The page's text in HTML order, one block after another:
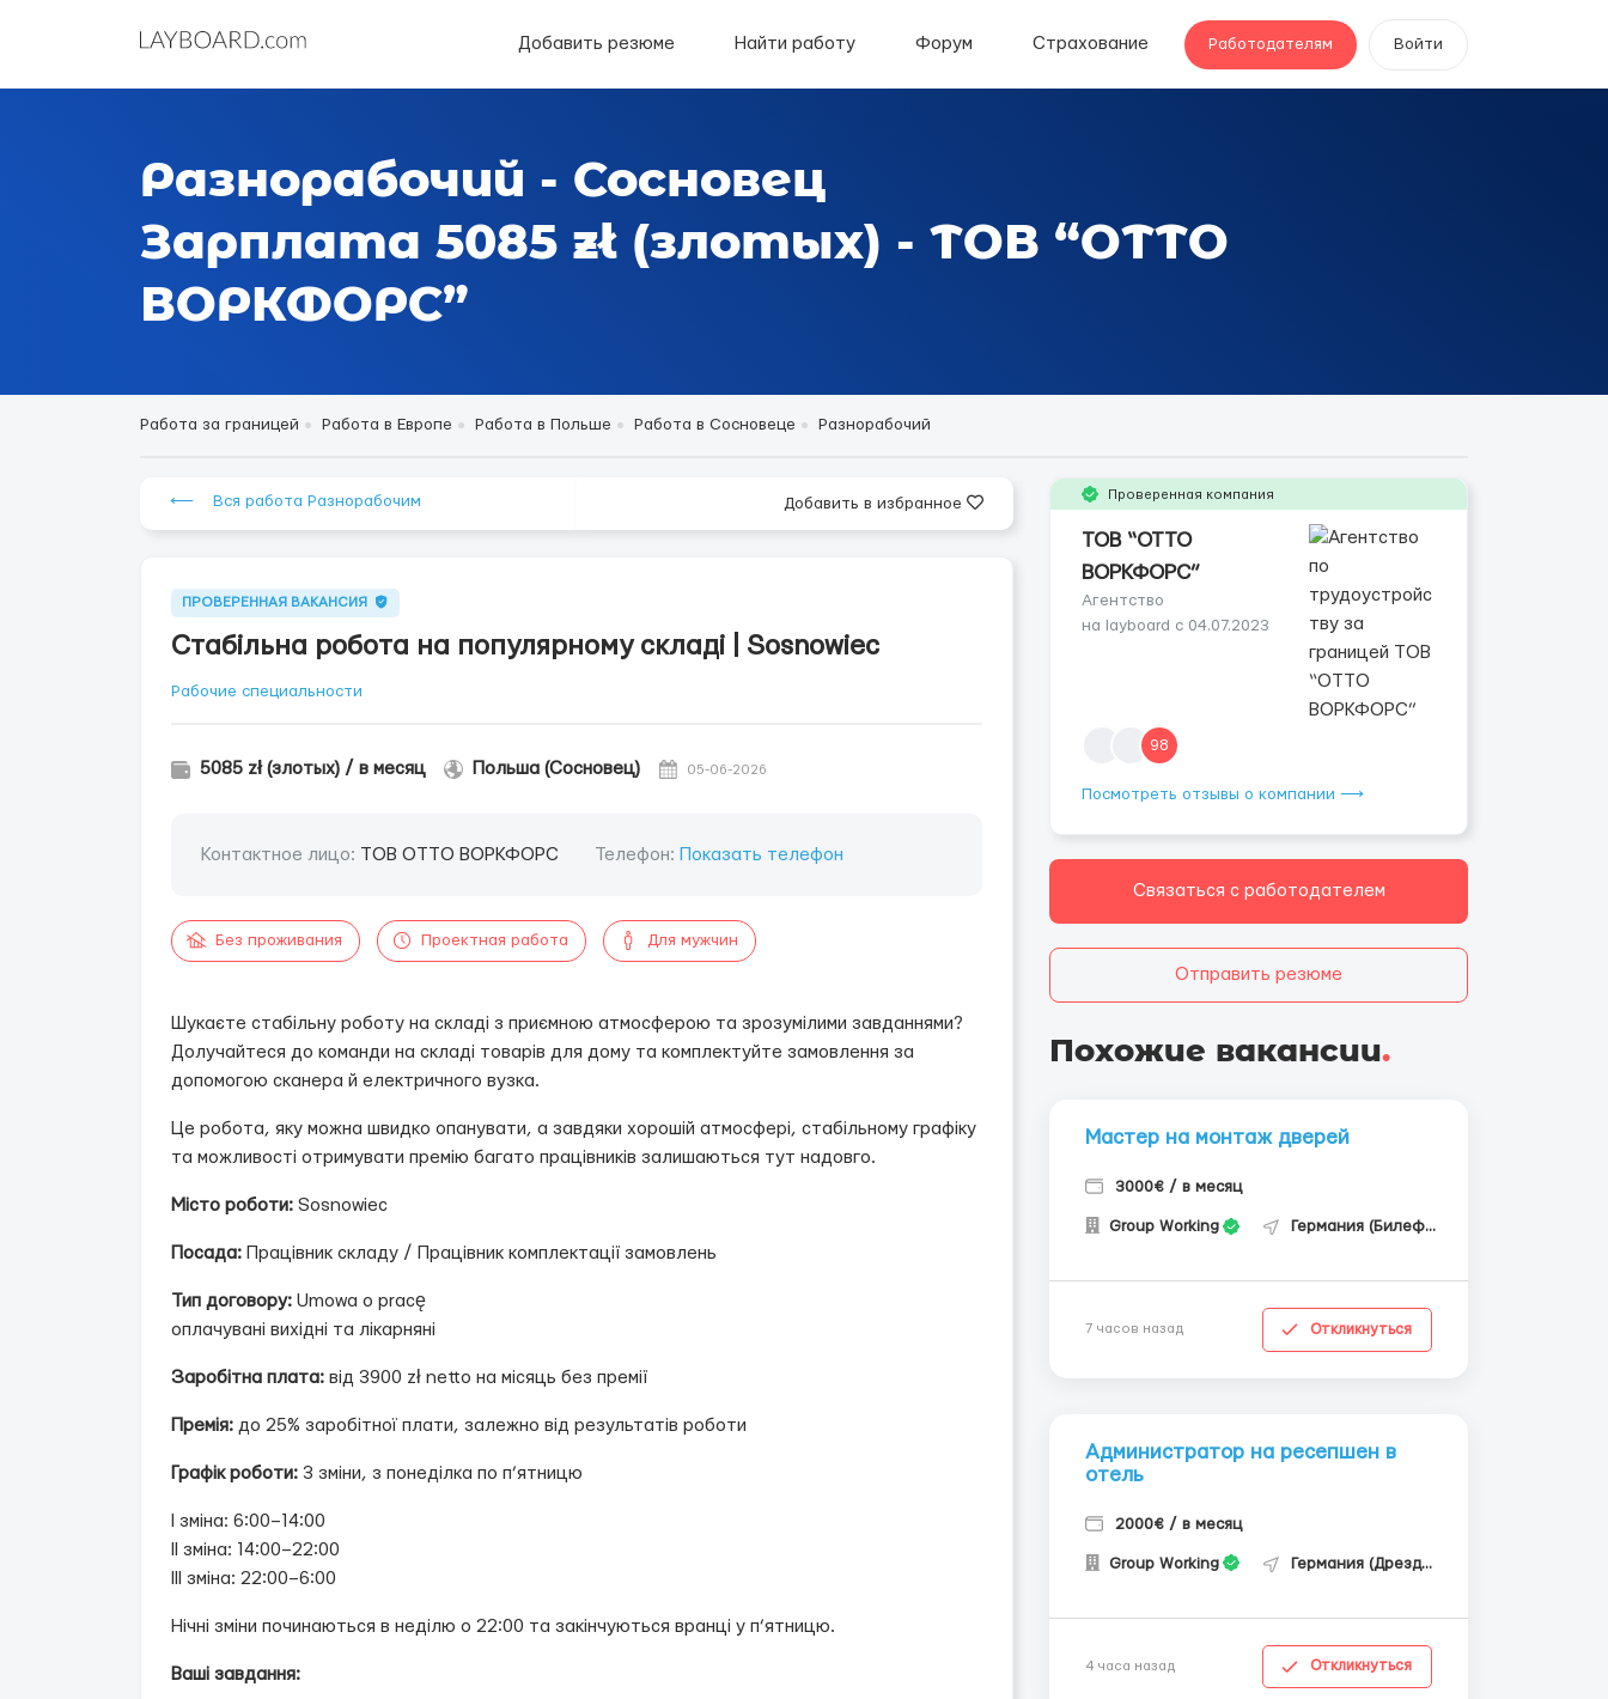
Добавить резюме Найти работу Форум Страхование Работодателям Войти
Разнорабочий - Сосновец
Зарплата 5085 zł (злотых) - ТОВ “ОТТО
ВОРКФОРС”
Работа за границей Работа в Европе Работа в Польше Работа в Сосновеце Разнорабочий
⟵ Вся работа Разнорабочим Добавить в избранное
ПРОВЕРЕННАЯ ВАКАНСИЯ
Стабільна робота на популярному складі | Sosnowiec
Рабочие специальности
5085 zł (злотых) / в месяц Польша (Сосновец) 05-06-2026
Контактное лицо: ТОВ ОТТО ВОРКФОРС Телефон: Показать телефон
Без проживания Проектная работа Для мужчин
Шукаєте стабільну роботу на складі з приємною атмосферою та зрозумілими завданнями?
Долучайтеся до команди на складі товарів для дому та комплектуйте замовлення за
допомогою сканера й електричного вузка.
Це робота, яку можна швидко опанувати, а завдяки хорошій атмосфері, стабільному графіку
та можливості отримувати премію багато працівників залишаються тут надовго.
Місто роботи: Sosnowiec
Посада: Працівник складу / Працівник комплектації замовлень
Тип договору: Umowa o pracę
оплачувані вихідні та лікарняні
Заробітна плата: від 3900 zł netto на місяць без премії
Премія: до 25% заробітної плати, залежно від результатів роботи
Графік роботи: 3 зміни, з понеділка по п’ятницю
I зміна: 6:00–14:00
II зміна: 14:00–22:00
III зміна: 22:00–6:00
Нічні зміни починаються в неділю о 22:00 та закінчуються вранці у п’ятницю.
Ваші завдання:
Проверенная компания
ТОВ “ОТТО
ВОРКФОРС”
Агентство
на layboard с 04.07.2023
98
Посмотреть отзывы о компании ⟶
Связаться с работодателем
Отправить резюме
Похожие вакансии.
Мастер на монтаж дверей
3000€ / в месяц
Group Working Германия (Билефельд)
7 часов назад Откликнуться
Администратор на ресепшен в
отель
2000€ / в месяц
Group Working Германия (Дрезден)
4 часа назад Откликнуться